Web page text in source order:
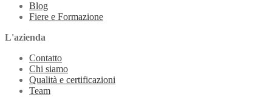
Blog
Fiere e Formazione
L'azienda
Contatto
Chi siamo
Qualità e certificazioni
Team